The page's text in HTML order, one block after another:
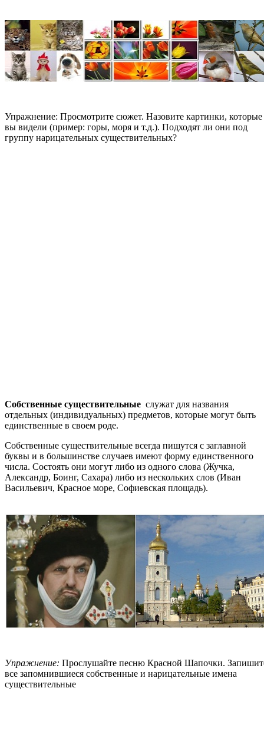
Упражнение: Просмотрите сюжет. Назовите картинки, которые
вы видели (пример: горы, моря и т.д.). Подходят ли они под
группу нарицательных существительных?
Собственные существительные служат для названия
отдельных (индивидуальных) предметов, которые могут быть
единственные в своем роде.
Собственные существительные всегда пишутся с заглавной
буквы и в большинстве случаев имеют форму единственного
числа. Состоять они могут либо из одного слова (Жучка,
Александр, Боинг, Сахара) либо из нескольких слов (Иван
Васильевич, Красное море, Софиевская площадь).
Упражнение: Прослушайте песню Красной Шапочки.
все запомнившиеся собственные и нарицательные имена
существительные